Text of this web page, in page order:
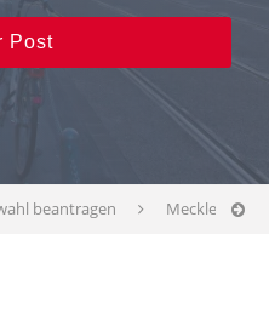
Post
beantragen